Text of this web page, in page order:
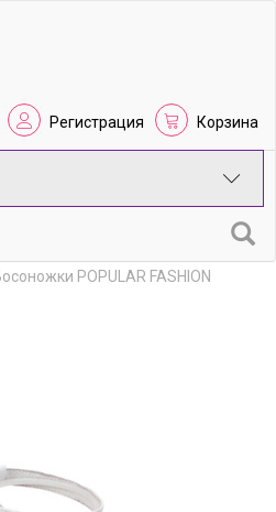
Регистрация Корзина
POPULAR FASHION